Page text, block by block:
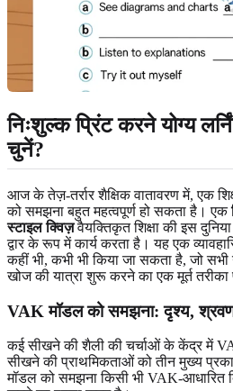
निःशुल्क प्रिंट करने योग्य
चुनें?
आज के तेज़-तर्रार शैक्षिक वातावरण में, एक
को समझना बहुत महत्वपूर्ण हो सकता है। एक
स्टाइल क्विज़वैयक्तिकृत शिक्षा की इस
द्वार के रूप में कार्य करता है। यह एक
कहीं भी, कभी भी किया जा सकता है, जो
खोज की यात्रा शुरू करने का एक मूर्त तरीका
VAK मॉडल को समझना: दृश्य,
कई सीखने की शैली की चर्चाओं के केंद्र में
सीखने की प्राथमिकताओं को तीन मुख्य
मॉडल को समझना किसी भी VAK-आधारित